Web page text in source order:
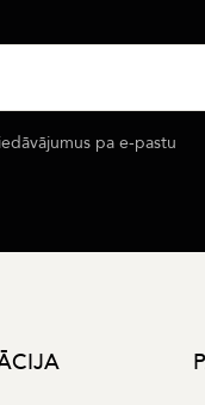
pa e-pastu